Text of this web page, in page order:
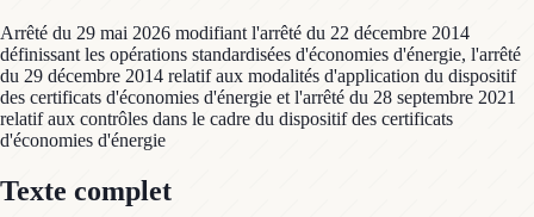
Arrêté du 29 mai 2026 modifiant l'arrêté du 22 décembre 2014
définissant les opérations standardisées d'économies d'énergie, l'arrêté
du 29 décembre 2014 relatif aux modalités d'application du dispositif
des certificats d'économies d'énergie et l'arrêté du 28 septembre 2021
relatif aux contrôles dans le cadre du dispositif des certificats
d'économies d'énergie
Texte complet